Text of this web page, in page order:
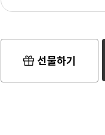
선물하기